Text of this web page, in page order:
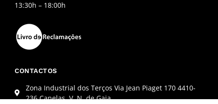
13:30h – 18:00h
CONTACTOS
Zona Industrial dos Terços Via Jean Piaget 170 4410-
236 Canelas, V. N. de Gaia